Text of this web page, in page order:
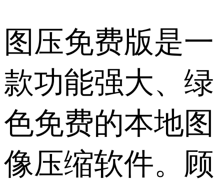
图压免费版是一
款功能强大、绿
色免费的本地图
像压缩软件。顾